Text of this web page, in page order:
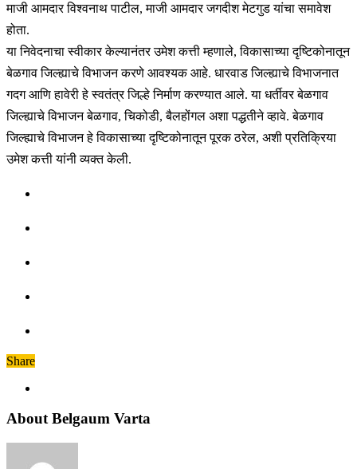
माजी आमदार विश्वनाथ पाटील, माजी आमदार जगदीश मेटगुड यांचा समावेश
होता.
या निवेदनाचा स्वीकार केल्यानंतर उमेश कत्ती म्हणाले, विकासाच्या दृष्टिकोनातून
बेळगाव जिल्ह्याचे विभाजन करणे आवश्यक आहे. धारवाड जिल्ह्याचे विभाजनात
गदग आणि हावेरी हे स्वतंत्र जिल्हे निर्माण करण्यात आले. या धर्तीवर बेळगाव
जिल्ह्याचे विभाजन बेळगाव, चिकोडी, बैलहोंगल अशा पद्धतीने व्हावे. बेळगाव
जिल्ह्याचे विभाजन हे विकासाच्या दृष्टिकोनातून पूरक ठरेल, अशी प्रतिक्रिया
उमेश कत्ती यांनी व्यक्त केली.
Share
About Belgaum Varta